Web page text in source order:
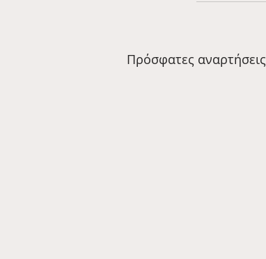
Πρόσφατες αναρτήσεις